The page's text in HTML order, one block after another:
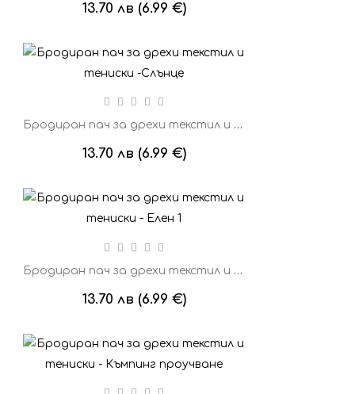
13.70 лв (6.99 €)
Бродиран пач за дрехи текстил и тениски -Слънце
13.70 лв (6.99 €)
Бродиран пач за дрехи текстил и тениски - Елен 1
13.70 лв (6.99 €)